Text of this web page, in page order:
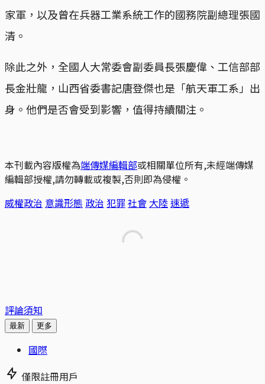
家軍，以及曾在兵器工業系統工作的國務院副總理張國
清。
除此之外，全國人大常委會副委員長張慶偉、工信部部
長金壯龍，山西省委書記唐登傑也是「航天軍工系」出
身。他們是否會受到影響，值得持續關注。
本刊載內容版權為端傳媒編輯部或相關單位所有,未經端傳媒
編輯部授權,請勿轉載或複製,否則即為侵權。
威權政治 意識形態 政治 犯罪社會 大陸速遞
評論須知
最新 更多
國際
僅限註冊用戶